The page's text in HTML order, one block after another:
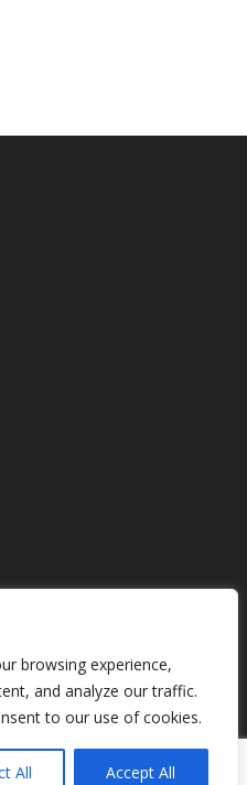
browsing experience,
and analyze our traffic.
to our use of cookies.
All Accept All